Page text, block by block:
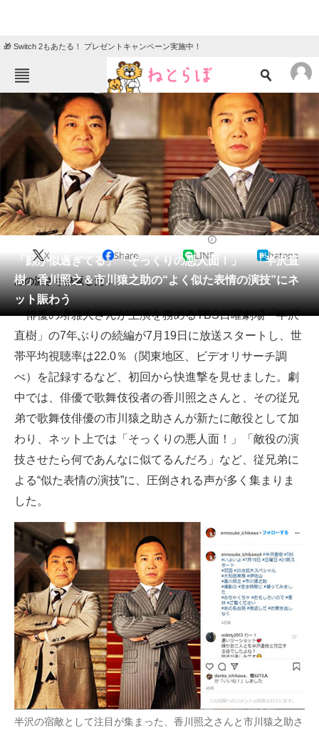
🎁 Switch 2もあたる！ プレゼントキャンペーン実施中！
ねとらぼメニュー
TOP ニュース
地域
住まい 教育・育児
動物 リサーチ
会員記事
メディア
注目記事を集めた総合ページ
ITの今と未来を見通す
スマホと通信の最新トレンド
進化するPCとデバイスの未来
好きが集まる 比べて選べる
ビジネスと働き方のヒント
AI活用のいまが分かる
企業ITのトレンドを詳説
経営リーダーのコミュニティ
マーケ×ITの今がよく分かる
ITエンジニア向け専門サイト
企業向けIT製品の総合サイト
IT製品の技術・比較・事例
製造業のIT導入・活用を支援
「顔が似過ぎてる」「そっくりの悪人面！」 「半沢直
樹」香川照之＆市川猿之助の“よく似た表情の演技”にネ
ット賑わう
X Share LINE hatena
顔の濃さも倍返しだ！
俳優の堺雅人さんが主演を務めるTBS日曜劇場「半沢
直樹」の7年ぶりの続編が7月19日に放送スタートし、世
帯平均視聴率は22.0％（関東地区、ビデオリサーチ調
べ）を記録するなど、初回から快進撃を見せました。劇
中では、俳優で歌舞伎役者の香川照之さんと、その従兄
弟で歌舞伎俳優の市川猿之助さんが新たに敵役として加
わり、ネット上では「そっくりの悪人面！」「敵役の演
技させたら何であんなに似てるんだろ」など、従兄弟に
よる“似た表情の演技”に、圧倒される声が多く集まりま
した。
半沢の宿敵として注目が集まった、香川照之さんと市川猿之助さ